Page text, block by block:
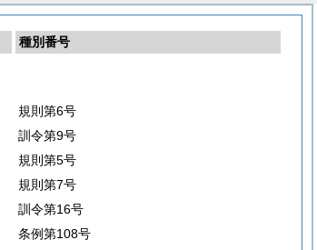
種別番号
規則第6号
訓令第9号
規則第5号
規則第7号
訓令第16号
条例第108号